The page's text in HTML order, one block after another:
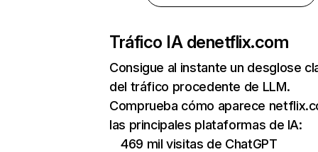
Tráfico IA denetflix.com
Consigue al instante un desglose
del tráfico procedente de LLM.
Comprueba cómo aparece
las principales plataformas de IA:
469 mil visitas de ChatGPT